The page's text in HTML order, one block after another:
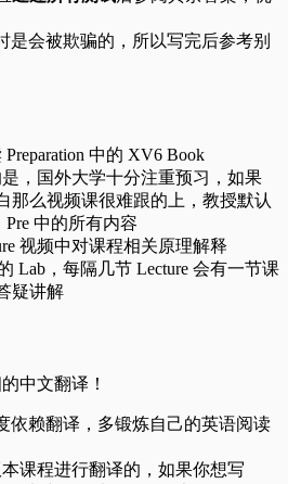
是会被欺骗的，所以写完后参考别
中的 XV6 Book
，国外大学十分注重预习，如果
那么视频课很难跟的上，教授默认
中的所有内容
视频中对课程相关原理解释
Lab，每隔几节 Lecture 会有一节课
疑讲解
中文翻译！
依赖翻译，多锻炼自己的英语阅读
课程进行翻译的，如果你想写